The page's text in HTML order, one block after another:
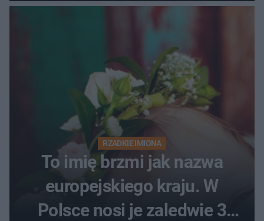
RZADKIE IMIONA
To imię brzmi jak nazwa
europejskiego kraju. W
Polsce nosi je zaledwie 3